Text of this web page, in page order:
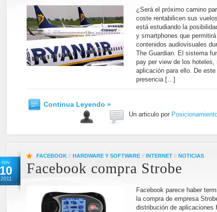
¿Será el próximo camino
coste rentabilicen sus
está estudiando la
y smartphones que
contenidos audiovisuales
The Guardian. El sistema
pay per view de los hoteles,
aplicación para ello. De
presencia […]
Continua Leyendo »
Un articulo por
nov
10
2011
FACEBOOK // HARDWARE Y SOFTWARE // INTERNET // NOTICIAS
Facebook compra Strobe
Facebook parece haber
la compra de empresa
distribución de aplicaciones